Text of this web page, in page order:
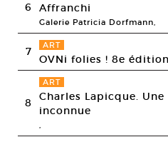
6 Affranchi
Galerie Patricia Dorfmann,
7 ART
OVNi folies ! 8e édition
8
ART
Charles Lapicque.
inconnue
,